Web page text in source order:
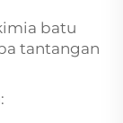
batu
tantangan